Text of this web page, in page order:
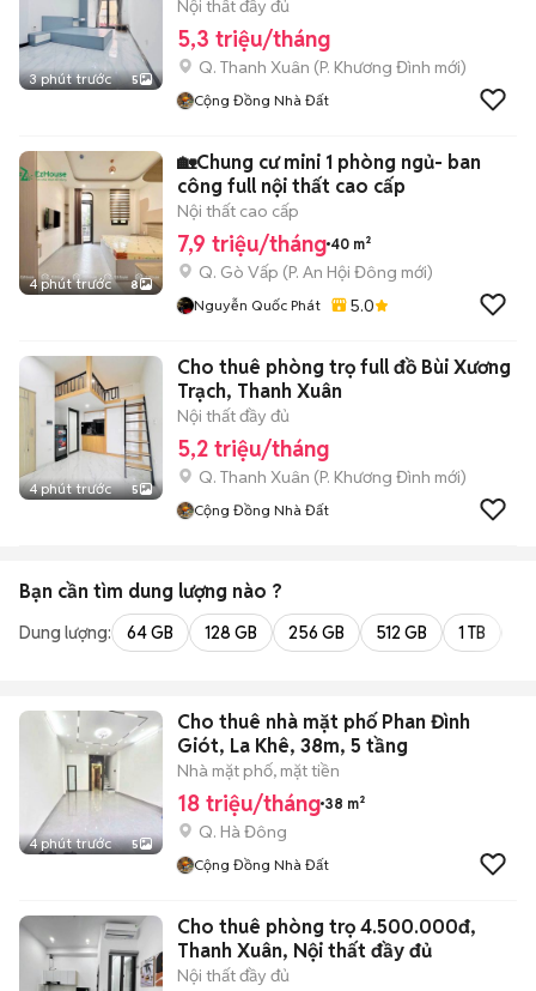
3 phút trước 5
Nội thất đầy đủ
5,3 triệu/tháng
Q. Thanh Xuân (P. Khương Đình mới)
Cộng Đồng Nhà Đất
4 phút trước 8
🏡Chung cư mini 1 phòng ngủ- ban
công full nội thất cao cấp
Nội thất cao cấp
7,9 triệu/tháng 40 m²
Q. Gò Vấp (P. An Hội Đông mới)
Nguyễn Quốc Phát 5.0
4 phút trước 5
Cho thuê phòng trọ full đồ Bùi Xương
Trạch, Thanh Xuân
Nội thất đầy đủ
5,2 triệu/tháng
Q. Thanh Xuân (P. Khương Đình mới)
Cộng Đồng Nhà Đất
Bạn cần tìm dung lượng nào ?
Dung lượng: 64 GB 128 GB 256 GB 512 GB 1 TB
4 phút trước 5
Cho thuê nhà mặt phố Phan Đình
Giót, La Khê, 38m, 5 tầng
Nhà mặt phố, mặt tiền
18 triệu/tháng 38 m²
Q. Hà Đông
Cộng Đồng Nhà Đất
Cho thuê phòng trọ 4.500.000đ,
Thanh Xuân, Nội thất đầy đủ
Nội thất đầy đủ